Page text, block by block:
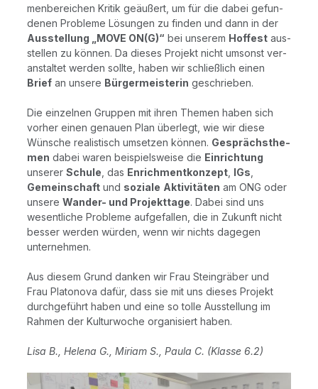
men­be­rei­chen Kri­tik geäu­ßert, um für die dabei gefun­
de­nen Pro­ble­me Lösun­gen zu fin­den und dann in der
Aus­stel­lung „MOVE ON(G)“ bei unse­rem Hof­fest aus­
stel­len zu kön­nen. Da die­ses Pro­jekt nicht umsonst ver­
an­stal­tet wer­den soll­te, haben wir schließ­lich einen
Brief an unse­re Bür­ger­meis­te­rin geschrieben.
Die ein­zel­nen Grup­pen mit ihren The­men haben sich
vor­her einen genau­en Plan über­legt, wie wir die­se
Wün­sche rea­lis­tisch umset­zen kön­nen. Gesprächs­the­
men dabei waren bei­spiels­wei­se die Ein­rich­tung
unse­rer Schu­le , das Enrich­ment­kon­zept IGs
Gemein­schaft und sozia­le Akti­vi­tä­ten am ONG oder
unse­re Wan­der- und Pro­jekt­ta­ge. Dabei sind uns
wesent­li­che Pro­ble­me auf­ge­fal­len, die in Zukunft nicht
bes­ser wer­den wür­den, wenn wir nichts dage­gen
unternehmen.
Aus die­sem Grund dan­ken wir Frau Stein­grä­ber und
Frau Pla­to­no­va dafür, dass sie mit uns die­ses Pro­jekt
durch­ge­führt haben und eine so tol­le Aus­stel­lung im
Rah­men der Kul­tur­wo­che orga­ni­siert haben.
Lisa B., Hele­na G., Miri­am S., Pau­la C. (Klas­se 6.2)